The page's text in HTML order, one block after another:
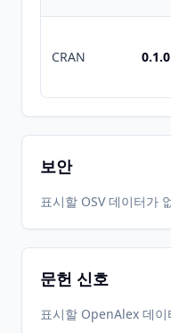
CRAN 0.1.0
보안
표시할 OSV 데이터가
문헌 신호
표시할 OpenAlex 데이